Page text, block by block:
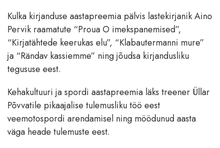
Kulka kirjanduse aastapreemia pälvis lastekirjanik Aino
Pervik raamatute “Proua O imekspanemised”,
“Kirjatähtede keerukas elu”, “Klabautermanni mure”
ja “Rändav kassiemme” ning jõudsa kirjandusliku
tegususe eest.
Kehakultuuri ja spordi aastapreemia läks treener Üllar
Põvvatile pikaajalise tulemusliku töö eest
veemotospordi arendamisel ning möödunud aasta
väga heade tulemuste eest.